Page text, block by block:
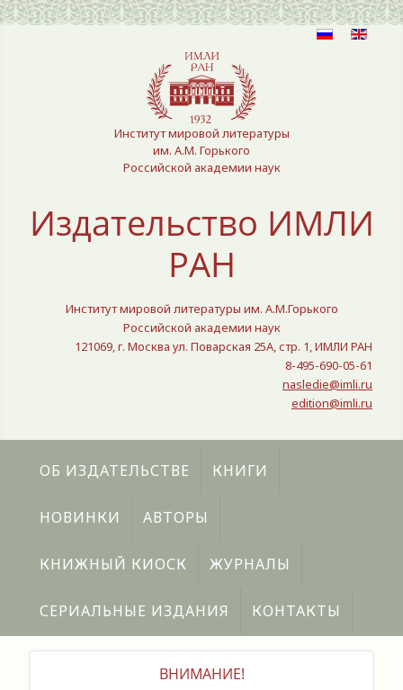
Выберите язык
Институт мировой литературы
им. А.М. Горького
Российской академии наук
Издательство ИМЛИ
РАН
Институт мировой литературы им. А.М.Горького
Российской академии наук
121069, г. Москва ул. Поварская 25A, стр. 1, ИМЛИ РАН
8-495-690-05-61
nasledie@imli.ru
edition@imli.ru
ОБ ИЗДАТЕЛЬСТВЕ КНИГИ
НОВИНКИ АВТОРЫ
КНИЖНЫЙ КИОСК ЖУРНАЛЫ
СЕРИАЛЬНЫЕ ИЗДАНИЯ КОНТАКТЫ
ВНИМАНИЕ!